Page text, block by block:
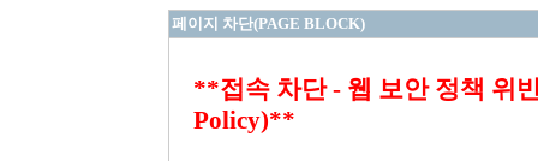
페이지 차단(PAGE BLOCK)
**접속 차단 - 웹 보안 정책 위
Policy)**